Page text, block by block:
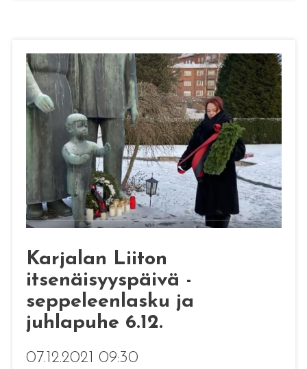
Karjalan Liiton
itsenäisyyspäivä -
seppeleenlasku ja
juhlapuhe 6.12.
07.12.2021 09:30